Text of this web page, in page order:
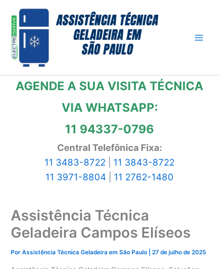
para
conteúdo
AGENDE A SUA VISITA TÉCNICA
VIA WHATSAPP:
11 94337-0796
Central Telefônica Fixa:
11 3483-8722
11 3843-8722
11 3971-8804
11 2762-1480
Assistência Técnica
Geladeira Campos Elíseos
PorAssistência Técnica Geladeira em São Paulo |27 de julho de 2025